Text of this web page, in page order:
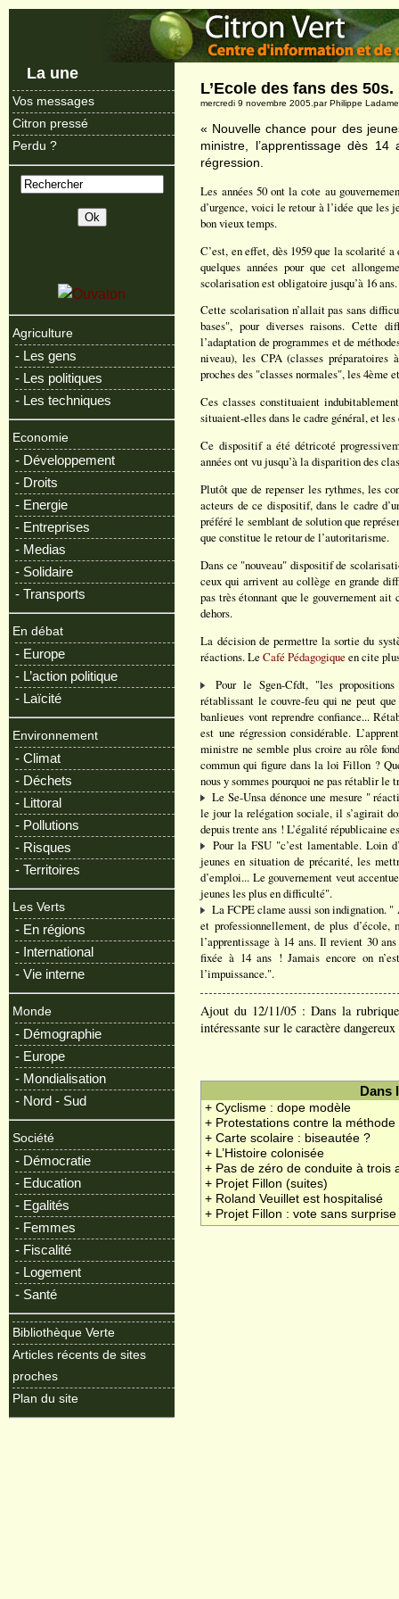
La une
Vos messages
Citron pressé
Perdu ?
Agriculture
- Les gens
- Les politiques
- Les techniques
Economie
- Développement
- Droits
- Energie
- Entreprises
- Medias
- Solidaire
- Transports
En débat
- Europe
- L’action politique
- Laïcité
Environnement
- Climat
- Déchets
- Littoral
- Pollutions
- Risques
- Territoires
Les Verts
- En régions
- International
- Vie interne
Monde
- Démographie
- Europe
- Mondialisation
- Nord - Sud
Société
- Démocratie
- Education
- Egalités
- Femmes
- Fiscalité
- Logement
- Santé
Bibliothèque Verte
Articles récents de sites
proches
Plan du site
L’Ecole des fans des 50s.
mercredi 9 novembre 2005.par Philippe Ladame
« Nouvelle chance pour des
ministre, l’apprentissage dès
régression.
Les années 50 ont la cote au
d’urgence, voici le retour à l’idée que les
bon vieux temps.
C’est, en effet, dès 1959 que la scolarité
quelques années pour que cet
scolarisation est obligatoire jusqu’à 16 ans.
Cette scolarisation n’allait pas sans
bases", pour diverses raisons. Cette
l’adaptation de programmes et de
niveau), les CPA (classes préparatoires
proches des "classes normales", les 4ème
Ces classes constituaient
situaient-elles dans le cadre général, et
Ce dispositif a été détricoté
années ont vu jusqu’à la disparition des
Plutôt que de repenser les rythmes, les
acteurs de ce dispositif, dans le cadre
préféré le semblant de solution que
que constitue le retour de l’autoritarisme.
Dans ce "nouveau" dispositif de
ceux qui arrivent au collège en grande
pas très étonnant que le gouvernement
dehors.
La décision de permettre la sortie du
réactions. LeCafé Pédagogiqueen cite
Pour le Sgen-Cfdt, "les
rétablissant le couvre-feu qui ne peut
banlieues vont reprendre confiance...
est une régression considérable.
ministre ne semble plus croire au rôle
commun qui figure dans la loi Fillon ?
nous y sommes pourquoi ne pas rétablir le
Le Se-Unsa dénonce une mesure "
le jour la relégation sociale, il s’agirait
depuis trente ans ! L’égalité républicaine
Pour la FSU "c’est lamentable. Loin
jeunes en situation de précarité, les
d’emploi... Le gouvernement veut
jeunes les plus en difficulté".
La FCPE clame aussi son indignation. "
et professionnellement, de plus
l’apprentissage à 14 ans. Il revient 30
fixée à 14 ans ! Jamais encore on
l’impuissance.".
Ajout du 12/11/05 : Dans la
intéressante sur le caractère
Dans
+ Cyclisme : dope modèle
+ Protestations contre la
+ Carte scolaire : biseautée ?
+ L’Histoire colonisée
+ Pas de zéro de conduite à trois
+ Projet Fillon (suites)
+ Roland Veuillet est hospitalisé
+ Projet Fillon : vote sans surprise